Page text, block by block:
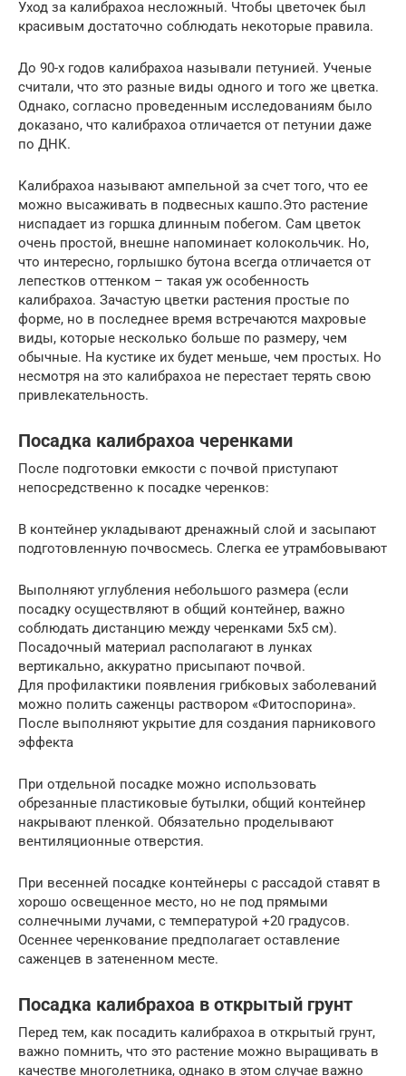
Уход за калибрахоа несложный. Чтобы цветочек был
красивым достаточно соблюдать некоторые правила.
До 90-х годов калибрахоа называли петунией. Ученые
считали, что это разные виды одного и того же цветка.
Однако, согласно проведенным исследованиям было
доказано, что калибрахоа отличается от петунии даже
по ДНК.
Калибрахоа называют ампельной за счет того, что ее
можно высаживать в подвесных кашпо.Это растение
ниспадает из горшка длинным побегом. Сам цветок
очень простой, внешне напоминает колокольчик. Но,
что интересно, горлышко бутона всегда отличается от
лепестков оттенком – такая уж особенность
калибрахоа. Зачастую цветки растения простые по
форме, но в последнее время встречаются махровые
виды, которые несколько больше по размеру, чем
обычные. На кустике их будет меньше, чем простых. Но
несмотря на это калибрахоа не перестает терять свою
привлекательность.
Посадка калибрахоа черенками
После подготовки емкости с почвой приступают
непосредственно к посадке черенков:
В контейнер укладывают дренажный слой и засыпают
подготовленную почвосмесь. Слегка ее утрамбовывают
Выполняют углубления небольшого размера (если
посадку осуществляют в общий контейнер, важно
соблюдать дистанцию между черенками 5х5 см).
Посадочный материал располагают в лунках
вертикально, аккуратно присыпают почвой.
Для профилактики появления грибковых заболеваний
можно полить саженцы раствором «Фитоспорина».
После выполняют укрытие для создания парникового
эффекта
При отдельной посадке можно использовать
обрезанные пластиковые бутылки, общий контейнер
накрывают пленкой. Обязательно проделывают
вентиляционные отверстия.
При весенней посадке контейнеры с рассадой ставят в
хорошо освещенное место, но не под прямыми
солнечными лучами, с температурой +20 градусов.
Осеннее черенкование предполагает оставление
саженцев в затененном месте.
Посадка калибрахоа в открытый грунт
Перед тем, как посадить калибрахоа в открытый грунт,
важно помнить, что это растение можно выращивать в
качестве многолетника, однако в этом случае важно